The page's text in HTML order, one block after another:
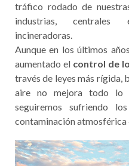
tráfico rodado de
industrias, centrales
incineradoras.
Aunque en los últimos
aumentado el control de
través de leyes más rígida,
aire no mejora todo
seguiremos sufriendo
contaminación atmosférica